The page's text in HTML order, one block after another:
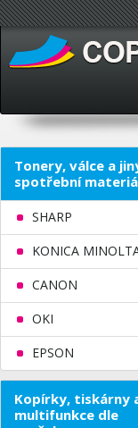
Tonery, válce a
spotřební
SHARP
KONICA
CANON
OKI
EPSON
Kopírky, tiskárny
multifunkce dle